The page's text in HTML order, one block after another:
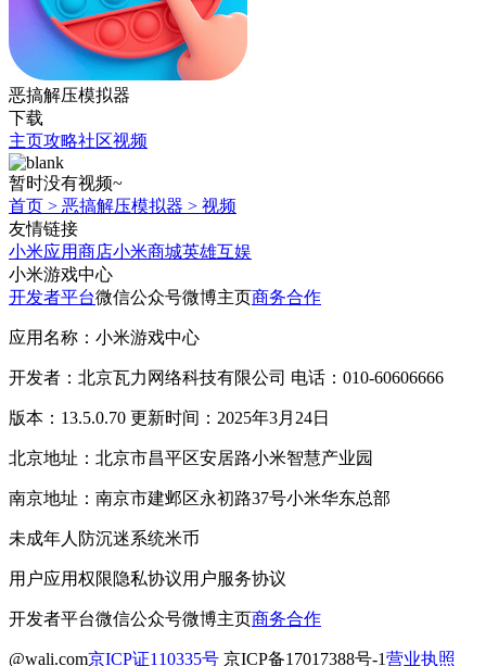
恶搞解压模拟器
下载
主页攻略社区视频
暂时没有视频~
首页 > 恶搞解压模拟器 > 视频
友情链接
小米应用商店小米商城英雄互娱
小米游戏中心
开发者平台微信公众号微博主页商务合作
应用名称：小米游戏中心
开发者：北京瓦力网络科技有限公司 电话：010-60606666
版本：13.5.0.70 更新时间：2025年3月24日
北京地址：北京市昌平区安居路小米智慧产业园
南京地址：南京市建邺区永初路37号小米华东总部
未成年人防沉迷系统米币
用户应用权限隐私协议用户服务协议
开发者平台微信公众号微博主页商务合作
@wali.com京ICP证110335号 京ICP备17017388号-1营业执照